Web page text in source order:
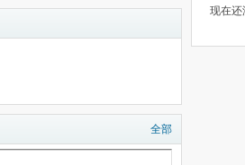
全部
现在还